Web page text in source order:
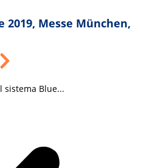
2019, Messe München,
sistema Blue...